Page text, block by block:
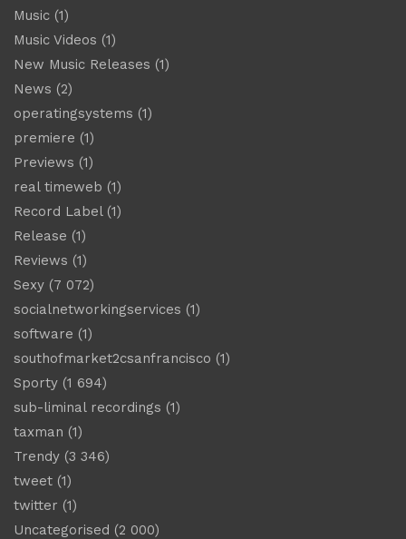
Music (1)
Music Videos (1)
New Music Releases (1)
News (2)
operatingsystems (1)
premiere (1)
Previews (1)
real timeweb (1)
Record Label (1)
Release (1)
Reviews (1)
Sexy (7 072)
socialnetworkingservices (1)
software (1)
southofmarket2csanfrancisco (1)
Sporty (1 694)
sub-liminal recordings (1)
taxman (1)
Trendy (3 346)
tweet (1)
twitter (1)
Uncategorised (2 000)